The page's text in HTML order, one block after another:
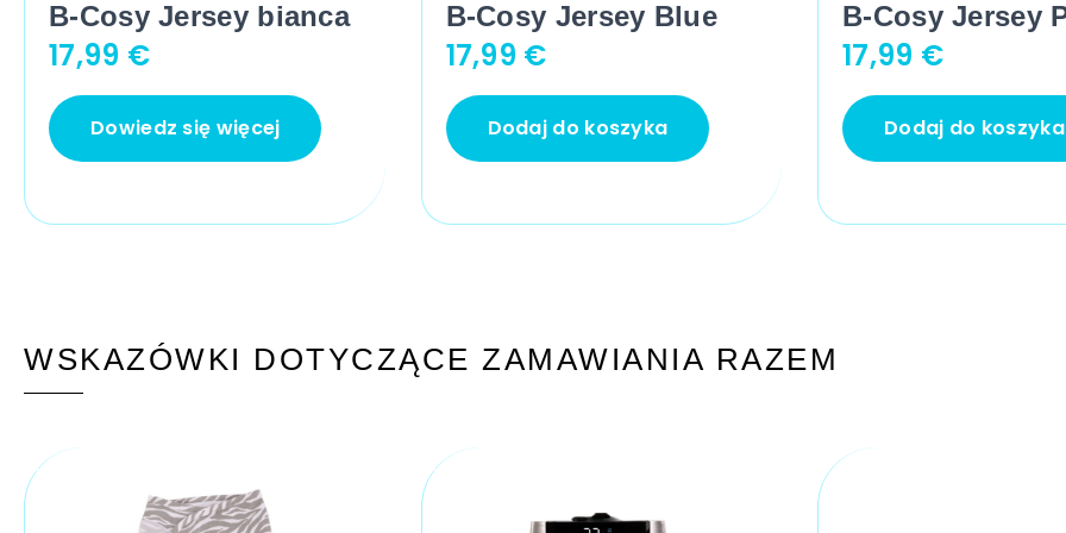
B-Cosy Jersey bianca
17,99 €
Dowiedz się więcej
B-Cosy Jersey Blue
17,99 €
Dodaj do koszyka
B-Cosy Jersey
17,99 €
Dodaj do koszyka
WSKAZÓWKI DOTYCZĄCE ZAMAWIANIA RAZEM